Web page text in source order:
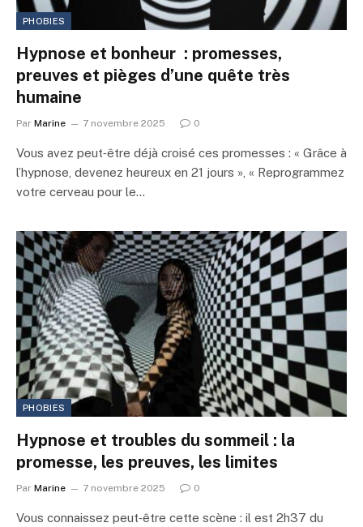
PHOBIES
Hypnose et bonheur : promesses,
preuves et pièges d’une quête très
humaine
Par Marine 7 novembre 2025 0
Vous avez peut‑être déjà croisé ces promesses : « Grâce à
l’hypnose, devenez heureux en 21 jours », « Reprogrammez
votre cerveau pour le…
PHOBIES
Hypnose et troubles du sommeil : la
promesse, les preuves, les limites
Par Marine 7 novembre 2025 0
Vous connaissez peut‑être cette scène : il est 2h37 du